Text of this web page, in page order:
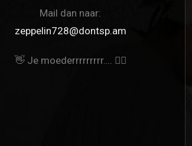
Mail dan naar:
zeppelin728@dontsp.am
👋 Je moederrrrrrrrr…. 🙋‍♀